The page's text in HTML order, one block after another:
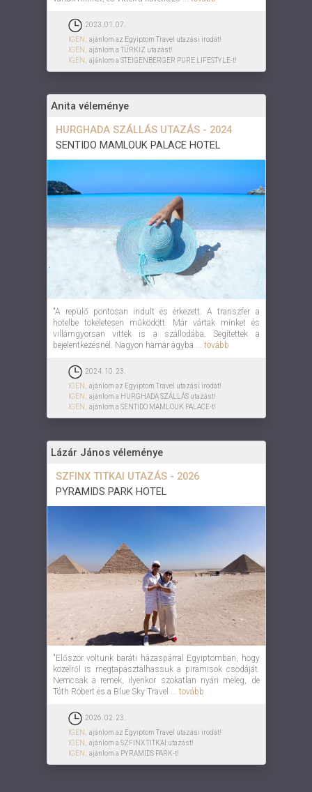
2023. 01. 07.
IGEN,
ajánlom az Egyiptom Travel utazási irodát!
IGEN,
ajánlom a TÜRKIZ utazást!
IGEN,
ajánlom a STEIGENBERGER PURE LIFESTYLE-t!
Anita véleménye
HURGHADA SZÁLLÁS UTAZÁS - 2024
SENTIDO MAMLOUK PALACE HOTEL
"A repülő pontosan indult és érkezett. A transzfer a
hotelbe tökéletesen működött. Már vártak minket és
villámgyorsan vittek is a szállodába. Segítettek a
bejelentkezésnél. Nagyon hamar ágyba ... tovább
2024. 10. 23.
IGEN,
ajánlom az Egyiptom Travel utazási irodát!
IGEN,
ajánlom a HURGHADA SZÁLLÁS utazást!
IGEN,
ajánlom a SENTIDO MAMLOUK PALACE-t!
Lázár János véleménye
SZFINX TITKAI UTAZÁS - 2026
PYRAMIDS PARK HOTEL
"Először voltunk baráti házaspárral Egyiptomban, hogy
közelről is megtapasztalhassuk a piramisok csodáját.
Nemcsak a remek, ilyenkor szokatlan nyári meleg, de
Tóth Róbert és a Blue Sky Travel ... tovább
2026. 02. 23.
IGEN,
ajánlom az Egyiptom Travel utazási irodát!
IGEN,
ajánlom a SZFINX TITKAI utazást!
IGEN,
ajánlom a PYRAMIDS PARK-t!